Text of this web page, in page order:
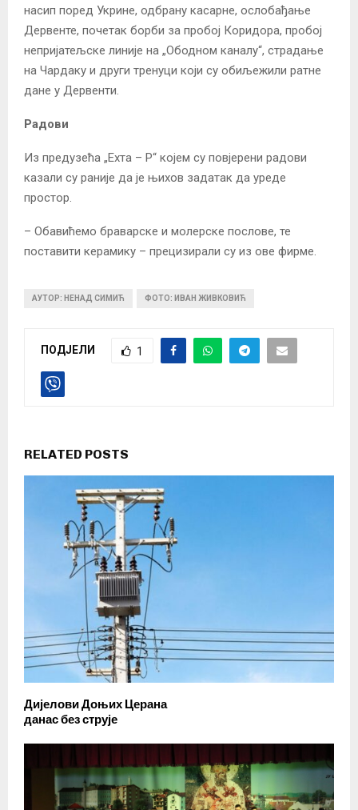
насип поред Укрине, одбрану касарне, ослобађање
Дервенте, почетак борби за пробој Коридора, пробој
непријатељске линије на „Ободном каналу“, страдање
на Чардаку и други тренуци који су обиљежили ратне
дане у Дервенти.
Радови
Из предузећа „Ехта – Р“ којем су повјерени радови
казали су раније да је њихов задатак да уреде
простор.
– Обавићемо браварске и молерске послове, те
поставити керамику – прецизирали су из ове фирме.
АУТОР: НЕНАД СИМИЋ ФОТО: ИВАН ЖИВКОВИЋ
ПОДЈЕЛИ 1
RELATED POSTS
Дијелови Доњих Церана
данас без струје